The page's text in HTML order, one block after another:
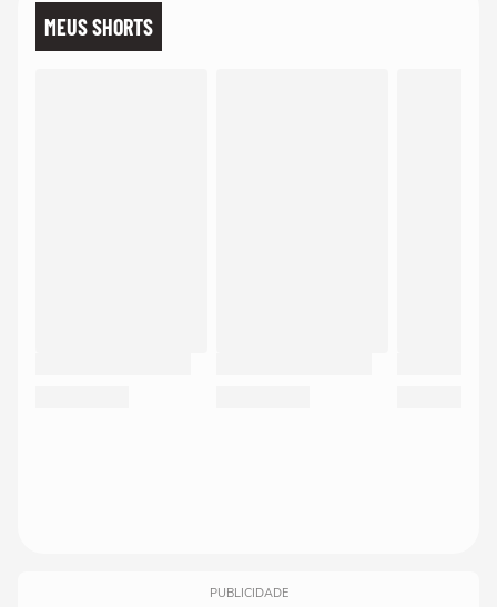
MEUS SHORTS
PUBLICIDADE